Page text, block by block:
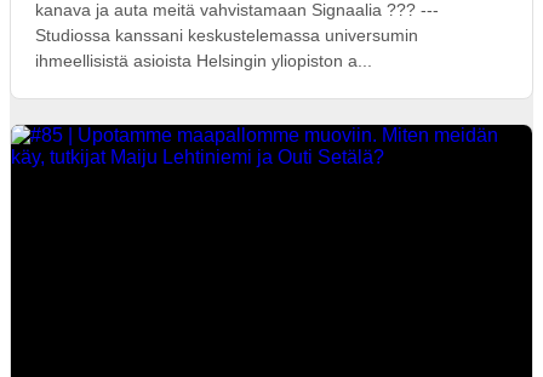
kanava ja auta meitä vahvistamaan Signaalia ??? ---
Studiossa kanssani keskustelemassa universumin
ihmeellisistä asioista Helsingin yliopiston a...